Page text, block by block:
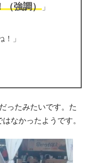
（強調） 」
」
ったみたいです。た
なかったようです。